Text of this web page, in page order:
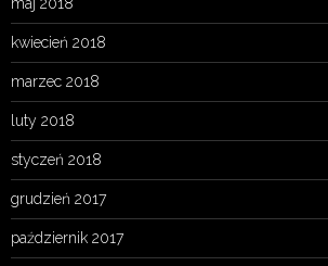
maj 2018
kwiecień 2018
marzec 2018
luty 2018
styczeń 2018
grudzień 2017
październik 2017